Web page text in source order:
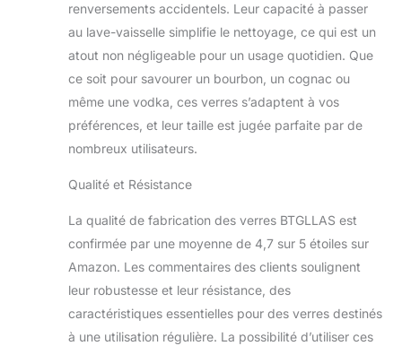
renversements accidentels. Leur capacité à passer
au lave-vaisselle simplifie le nettoyage, ce qui est un
atout non négligeable pour un usage quotidien. Que
ce soit pour savourer un bourbon, un cognac ou
même une vodka, ces verres s’adaptent à vos
préférences, et leur taille est jugée parfaite par de
nombreux utilisateurs.
Qualité et Résistance
La qualité de fabrication des verres BTGLLAS est
confirmée par une moyenne de 4,7 sur 5 étoiles sur
Amazon. Les commentaires des clients soulignent
leur robustesse et leur résistance, des
caractéristiques essentielles pour des verres destinés
à une utilisation régulière. La possibilité d’utiliser ces